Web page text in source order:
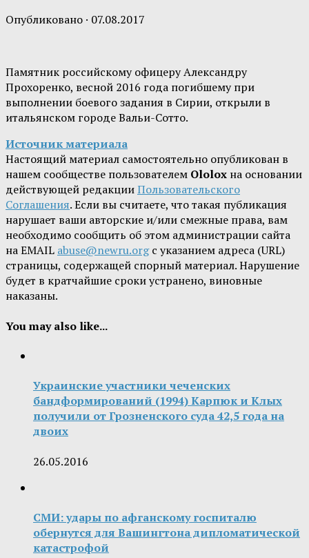
Опубликовано · 07.08.2017
Памятник российскому офицеру Александру
Прохоренко, весной 2016 года погибшему при
выполнении боевого задания в Сирии, открыли в
итальянском городе Вальи-Сотто.
Источник материала
Настоящий материал самостоятельно опубликован в
нашем сообществе пользователем Ololox на основании
действующей редакцииПользовательского
Соглашения. Если вы считаете, что такая публикация
нарушает ваши авторские и/или смежные права, вам
необходимо сообщить об этом администрации сайта
на EMAIL abuse@newru.orgс указанием адреса (URL)
страницы, содержащей спорный материал. Нарушение
будет в кратчайшие сроки устранено, виновные
наказаны.
You may also like...
Украинские участники чеченских
бандформирований (1994) Карпюк и Клых
получили от Грозненского суда 42,5 года на
двоих
26.05.2016
СМИ: удары по афганскому госпиталю
обернутся для Вашингтона дипломатической
катастрофой